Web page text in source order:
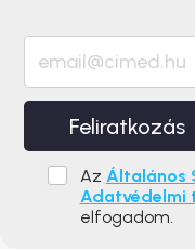
Feliratkozás
Az Általános
Adatvédelmi
elfogadom.